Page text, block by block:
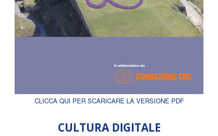
CLICCA QUI PER SCARICARE LA VERSIONE PDF
CULTURA DIGITALE